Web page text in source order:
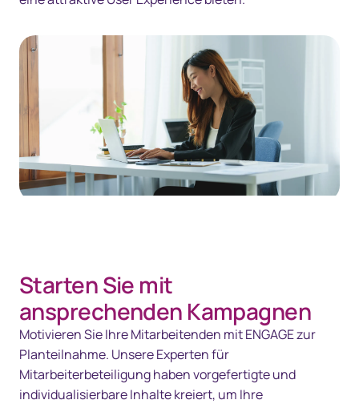
Starten Sie mit
ansprechenden Kampagnen
Motivieren Sie Ihre Mitarbeitenden mit ENGAGE zur
Planteilnahme. Unsere Experten für
Mitarbeiterbeteiligung haben vorgefertigte und
individualisierbare Inhalte kreiert, um Ihre